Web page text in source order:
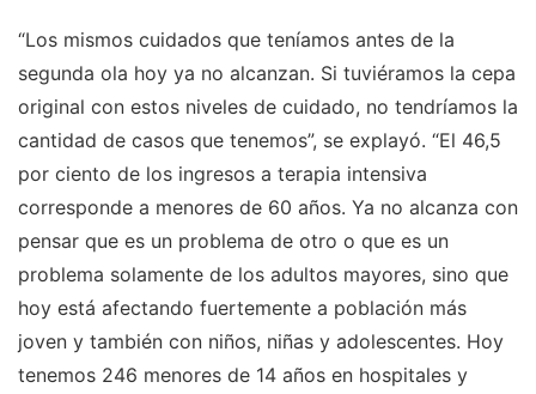
“Los mismos cuidados que teníamos antes de la
segunda ola hoy ya no alcanzan. Si tuviéramos la cepa
original con estos niveles de cuidado, no tendríamos la
cantidad de casos que tenemos”, se explayó. “El 46,5
por ciento de los ingresos a terapia intensiva
corresponde a menores de 60 años. Ya no alcanza con
pensar que es un problema de otro o que es un
problema solamente de los adultos mayores, sino que
hoy está afectando fuertemente a población más
joven y también con niños, niñas y adolescentes. Hoy
tenemos 246 menores de 14 años en hospitales y